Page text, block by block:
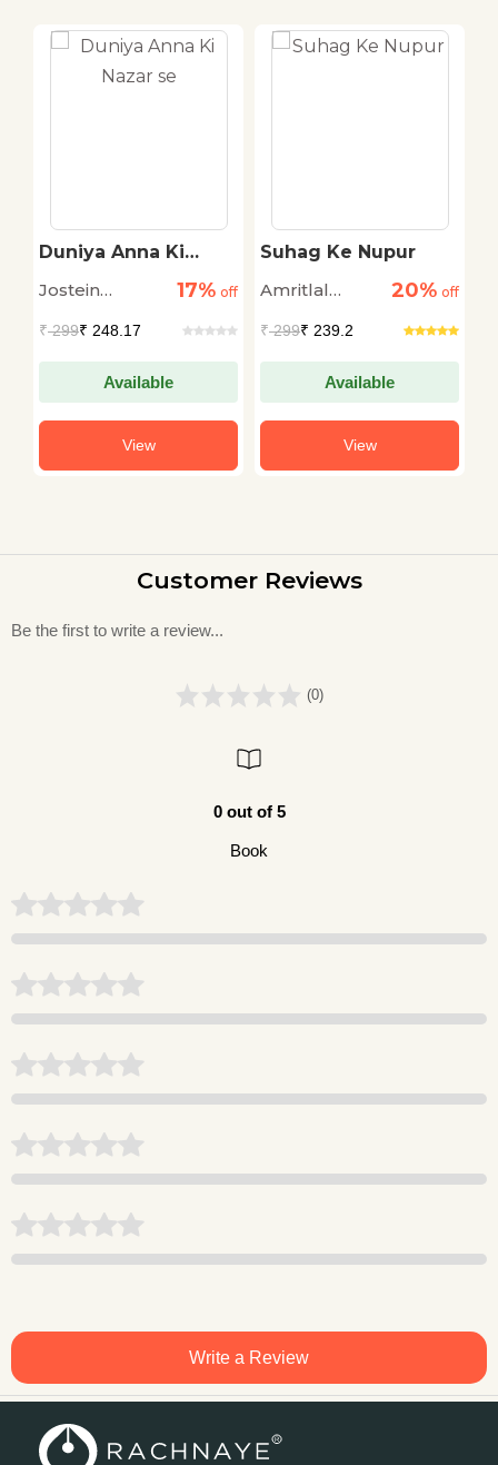
Duniya Anna Ki
Jostein
17% off
₹299₹ 248.17
Available
View
Suhag Ke Nupur
Amritlal
20% off
₹299₹ 239.2
Available
View
Customer Reviews
Be the first to write a review...
(0)
0 out of 5
Book
Write a Review